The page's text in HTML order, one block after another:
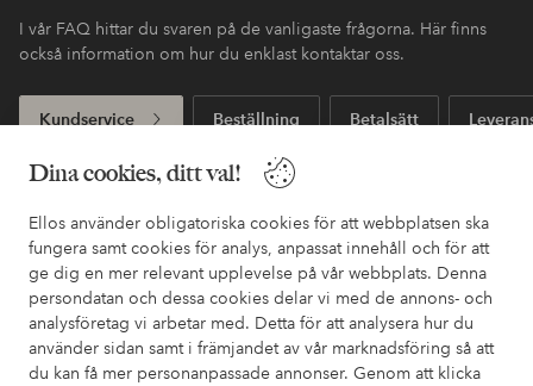
Dina cookies, ditt val!
Ellos använder obligatoriska cookies för att webbplatsen ska
fungera samt cookies för analys, anpassat innehåll och för att
ge dig en mer relevant upplevelse på vår webbplats. Denna
persondatan och dessa cookies delar vi med de annons- och
analysföretag vi arbetar med. Detta för att analysera hur du
använder sidan samt i främjandet av vår marknadsföring så att
du kan få mer personanpassade annonser. Genom att klicka
I vår FAQ hittar du svaren på de vanligaste frågorna. Här finns
också information om hur du enklast kontaktar oss.
Kundservice Beställning Betalsätt
Mina sidor
Om Ellos
Våra tjänster